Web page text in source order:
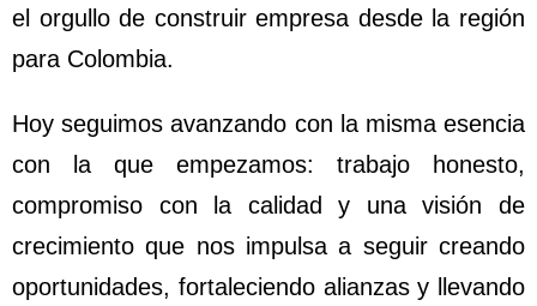
el orgullo de construir empresa desde la región
para Colombia.
Hoy seguimos avanzando con la misma esencia
con la que empezamos: trabajo honesto,
compromiso con la calidad y una visión de
crecimiento que nos impulsa a seguir creando
oportunidades, fortaleciendo alianzas y llevando